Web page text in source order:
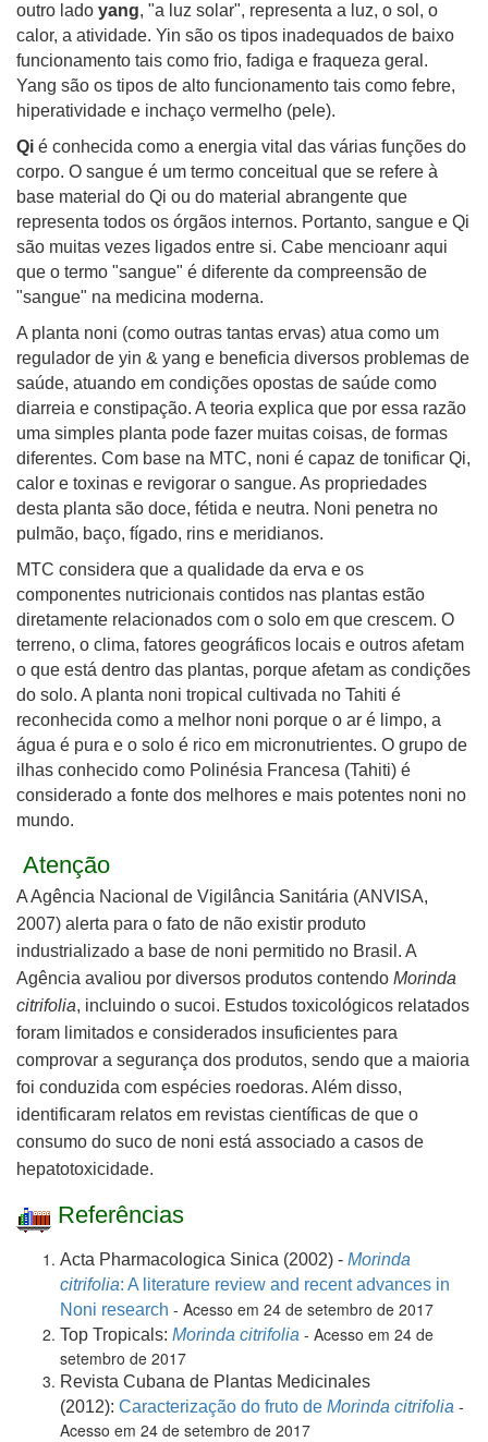
outro lado yang, "a luz solar", representa a luz, o sol, o
calor, a atividade. Yin são os tipos inadequados de baixo
funcionamento tais como frio, fadiga e fraqueza geral.
Yang são os tipos de alto funcionamento tais como febre,
hiperatividade e inchaço vermelho (pele).
Qi é conhecida como a energia vital das várias funções do
corpo. O sangue é um termo conceitual que se refere à
base material do Qi ou do material abrangente que
representa todos os órgãos internos. Portanto, sangue e Qi
são muitas vezes ligados entre si. Cabe mencioanr aqui
que o termo "sangue" é diferente da compreensão de
"sangue" na medicina moderna.
A planta noni (como outras tantas ervas) atua como um
regulador de yin & yang e beneficia diversos problemas de
saúde, atuando em condições opostas de saúde como
diarreia e constipação. A teoria explica que por essa razão
uma simples planta pode fazer muitas coisas, de formas
diferentes. Com base na MTC, noni é capaz de tonificar Qi,
calor e toxinas e revigorar o sangue. As propriedades
desta planta são doce, fétida e neutra. Noni penetra no
pulmão, baço, fígado, rins e meridianos.
MTC considera que a qualidade da erva e os
componentes nutricionais contidos nas plantas estão
diretamente relacionados com o solo em que crescem. O
terreno, o clima, fatores geográficos locais e outros afetam
o que está dentro das plantas, porque afetam as condições
do solo. A planta noni tropical cultivada no Tahiti é
reconhecida como a melhor noni porque o ar é limpo, a
água é pura e o solo é rico em micronutrientes. O grupo de
ilhas conhecido como Polinésia Francesa (Tahiti) é
considerado a fonte dos melhores e mais potentes noni no
mundo.
Atenção
A Agência Nacional de Vigilância Sanitária (ANVISA,
2007) alerta para o fato de não existir produto
industrializado a base de noni permitido no Brasil. A
Agência avaliou por diversos produtos contendo Morinda
citrifolia, incluindo o sucoi. Estudos toxicológicos relatados
foram limitados e considerados insuficientes para
comprovar a segurança dos produtos, sendo que a maioria
foi conduzida com espécies roedoras. Além disso,
identificaram relatos em revistas científicas de que o
consumo do suco de noni está associado a casos de
hepatotoxicidade.
Referências
Acta Pharmacologica Sinica (2002) - Morinda
citrifolia: A literature review and recent advances in
Noni research - Acesso em 24 de setembro de 2017
Top Tropicals: Morinda citrifolia - Acesso em 24 de
setembro de 2017
Revista Cubana de Plantas Medicinales
(2012): Caracterização do fruto de Morinda citrifolia -
Acesso em 24 de setembro de 2017